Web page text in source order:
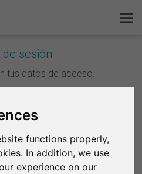
functions properly,
In addition, we use
experience on our
de sesión
tus datos de acceso.
con Google
con Facebook
es SurveyCircle